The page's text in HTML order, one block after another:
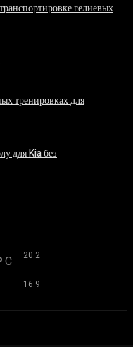
гелиевых
тренировках для
для Kia без
C 20.2
16.9